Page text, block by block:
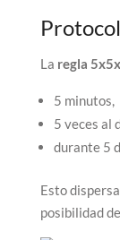
La regla
5 minutos,
5 veces al
durante 5
Esto
posibilidad